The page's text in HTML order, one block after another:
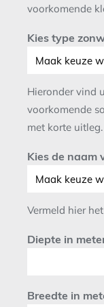
voorkomende
Kies type
Hieronder vind
voorkomende
met korte uitleg.
Kies de naam
Vermeld hier
Diepte in
Breedte in